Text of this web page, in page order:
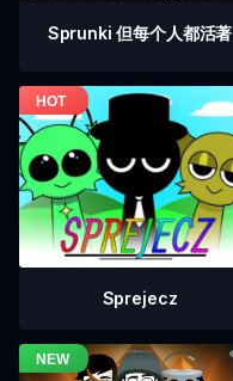
Sprunki 但每个人都活著
Sprejecz